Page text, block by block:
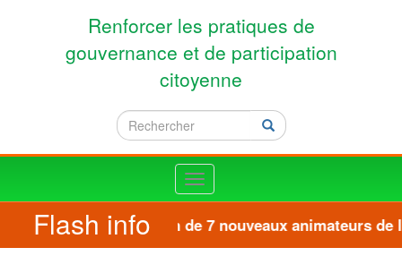
Renforcer les pratiques de
gouvernance et de participation
citoyenne
Rechercher Rechercher
Toggle
navigation
Flash infoFormation de 7 nouveaux animateurs de